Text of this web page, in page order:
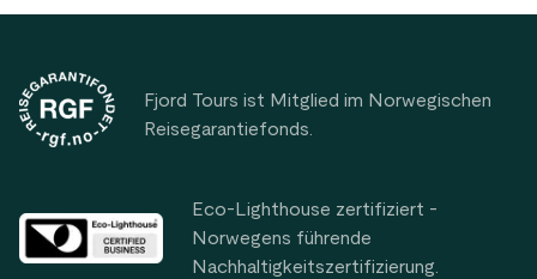
Fjord Tours ist Mitglied im Norwegischen
Reisegarantiefonds.
Eco-Lighthouse zertifiziert -
Norwegens führende
Nachhaltigkeitszertifizierung.